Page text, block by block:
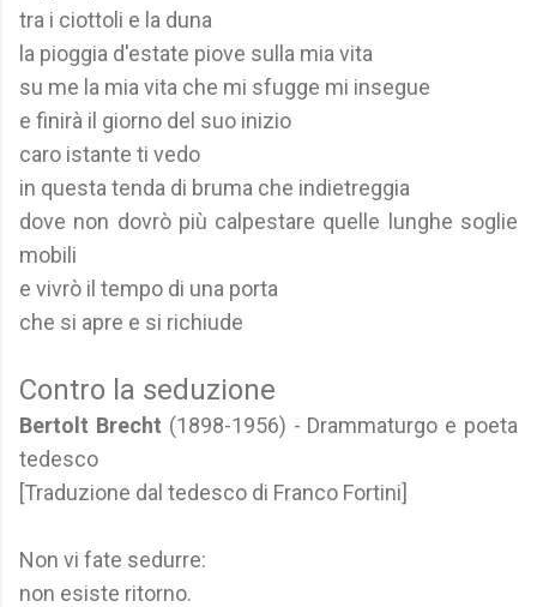
tra i ciottoli e la duna
la pioggia d'estate piove sulla mia vita
su me la mia vita che mi sfugge mi insegue
e finirà il giorno del suo inizio
caro istante ti vedo
in questa tenda di bruma che indietreggia
dove non dovrò più calpestare quelle lunghe soglie
mobili
e vivrò il tempo di una porta
che si apre e si richiude
Contro la seduzione
Bertolt Brecht (1898-1956) - Drammaturgo e poeta
tedesco
[Traduzione dal tedesco di Franco Fortini]
Non vi fate sedurre:
non esiste ritorno.